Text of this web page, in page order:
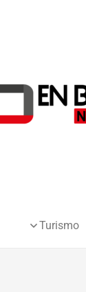
Turismo